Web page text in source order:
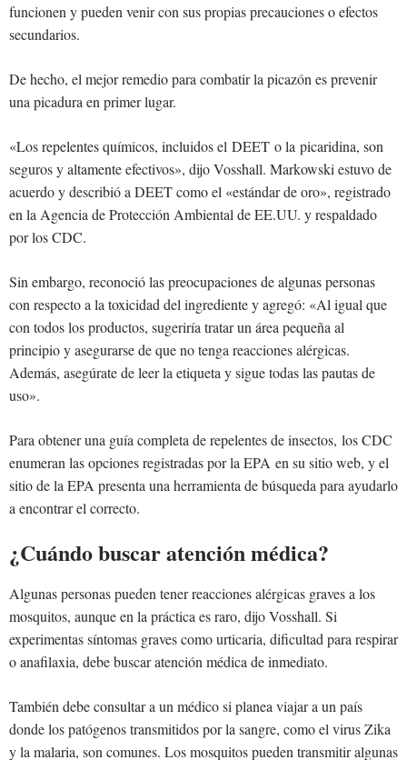
funcionen y pueden venir con sus propias precauciones o efectos
secundarios.
De hecho, el mejor remedio para combatir la picazón es prevenir
una picadura en primer lugar.
«Los repelentes químicos, incluidos el DEET o la picaridina, son
seguros y altamente efectivos», dijo Vosshall. Markowski estuvo de
acuerdo y describió a DEET como el «estándar de oro», registrado
en la Agencia de Protección Ambiental de EE.UU. y respaldado
por los CDC.
Sin embargo, reconoció las preocupaciones de algunas personas
con respecto a la toxicidad del ingrediente y agregó: «Al igual que
con todos los productos, sugeriría tratar un área pequeña al
principio y asegurarse de que no tenga reacciones alérgicas.
Además, asegúrate de leer la etiqueta y sigue todas las pautas de
uso».
Para obtener una guía completa de repelentes de insectos, los CDC
enumeran las opciones registradas por la EPA en su sitio web, y el
sitio de la EPA presenta una herramienta de búsqueda para ayudarlo
a encontrar el correcto.
¿Cuándo buscar atención médica?
Algunas personas pueden tener reacciones alérgicas graves a los
mosquitos, aunque en la práctica es raro, dijo Vosshall. Si
experimentas síntomas graves como urticaria, dificultad para respirar
o anafilaxia, debe buscar atención médica de inmediato.
También debe consultar a un médico si planea viajar a un país
donde los patógenos transmitidos por la sangre, como el virus Zika
y la malaria, son comunes. Los mosquitos pueden transmitir algunas